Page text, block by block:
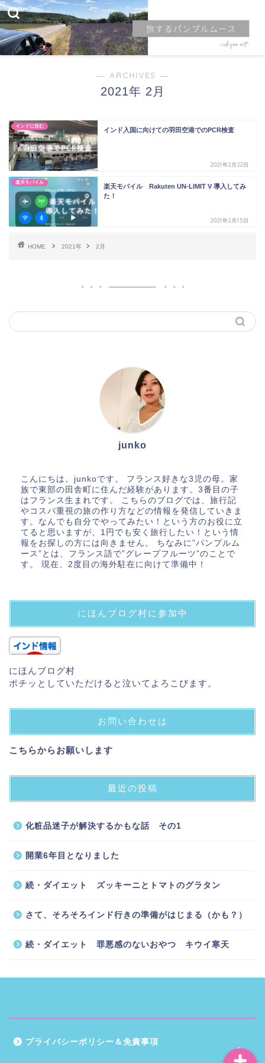
― ARCHIVES ―
2021年 2月
インドに住む
インド入国に向けての羽田空港でのPCR検査
2021年2月22日
楽天モバイル
楽天モバイル Rakuten UN-LIMIT V 導入してみ
た！
2021年2月15日
HOME 2021年 2月
junko
こんにちは。junkoです。 フランス好きな3児の母。家
族で東部の田舎町に住んだ経験があります。3番目の子
はフランス生まれです。 こちらのブログでは、旅行記
やコスパ重視の旅の作り方などの情報を発信していきま
す。なんでも自分でやってみたい！という方のお役に立
てると思いますが、1円でも安く旅行したい！という情
報をお探しの方には向きません。 ちなみに”パンプルム
ース”とは、フランス語で”グレープフルーツ”のことで
す。 現在、2度目の海外駐在に向けて準備中！
にほんブログ村に参加中
にほんブログ村
ポチッとしていただけると泣いてよろこびます。
お問い合わせは
こちらからお願いします
最近の投稿
化粧品迷子が解決するかもな話 その1
開業6年目となりました
続・ダイエット ズッキーニとトマトのグラタン
さて、そろそろインド行きの準備がはじまる（かも？）
続・ダイエット 罪悪感のないおやつ キウイ寒天
プライバシーポリシー＆免責事項